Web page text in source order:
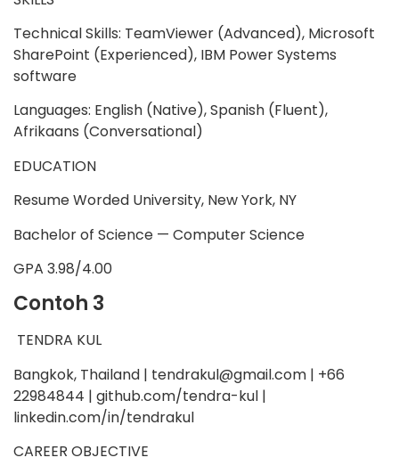
Technical Skills: TeamViewer (Advanced), Microsoft
SharePoint (Experienced), IBM Power Systems
software
Languages: English (Native), Spanish (Fluent),
Afrikaans (Conversational)
EDUCATION
Resume Worded University, New York, NY
Bachelor of Science — Computer Science
GPA 3.98/4.00
Contoh 3
TENDRA KUL
Bangkok, Thailand | tendrakul@gmail.com | +66
22984844 | github.com/tendra-kul |
linkedin.com/in/tendrakul
CAREER OBJECTIVE